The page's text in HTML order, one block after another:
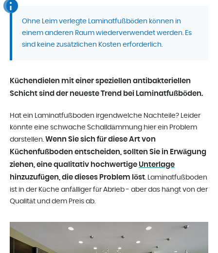
Ohne Leim verlegte Laminatfußböden können in
einem anderen Raum wiederverwendet werden. Es
sind keine zusätzlichen Kosten erforderlich.
Küchendielen mit einer speziellen antibakteriellen
Schicht sind der neueste Trend bei Laminatfußböden.
Hat ein Laminatfußboden irgendwelche Nachteile? Leider
könnte eine schwache Schalldämmung hier ein Problem
darstellen. Wenn Sie sich für diese Art von
Küchenfußboden entscheiden, sollten Sie in Erwägung
ziehen, eine qualitativ hochwertige Unterlage
hinzuzufügen, die dieses Problem löst. Laminatfußboden
ist in der Küche anfälliger für Abrieb - aber das hängt von der
Qualität und dem Preis ab.